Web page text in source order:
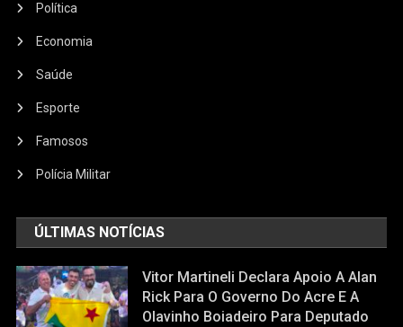
Política
Economia
Saúde
Esporte
Famosos
Polícia Militar
ÚLTIMAS NOTÍCIAS
Vitor Martineli Declara Apoio A Alan
Rick Para O Governo Do Acre E A
Olavinho Boiadeiro Para Deputado